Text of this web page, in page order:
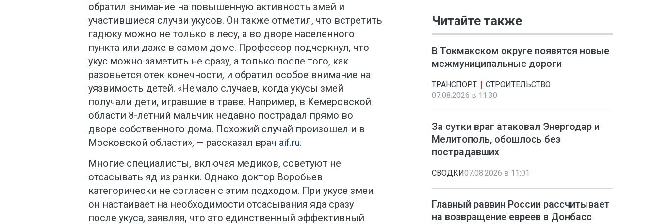
обратил внимание на повышенную активность змей и
участившиеся случаи укусов. Он также отметил, что встретить
гадюку можно не только в лесу, а во дворе населенного
пункта или даже в самом доме. Профессор подчеркнул, что
укус можно заметить не сразу, а только после того, как
разовьется отек конечности, и обратил особое внимание на
уязвимость детей. «Немало случаев, когда укусы змей
получали дети, игравшие в траве. Например, в Кемеровской
области 8-летний мальчик недавно пострадал прямо во
дворе собственного дома. Похожий случай произошел и в
Московской области», — рассказал врач aif.ru.
Многие специалисты, включая медиков, советуют не
отсасывать яд из ранки. Однако доктор Воробьев
категорически не согласен с этим подходом. При укусе змеи
он настаивает на необходимости отсасывания яда сразу
после укуса, заявляя, что это единственный эффективный
Читайте также
В Токмакском округе появятся новые
межмуниципальные дороги
ТРАНСПОРТ
СТРОИТЕЛЬСТВО
07.08.2026 в 11:30
За сутки враг атаковал Энергодар и
Мелитополь, обошлось без
пострадавших
СВОДКИ07.08.2026 в 11:01
Главный раввин России рассчитывает
на возвращение евреев в Донбасс